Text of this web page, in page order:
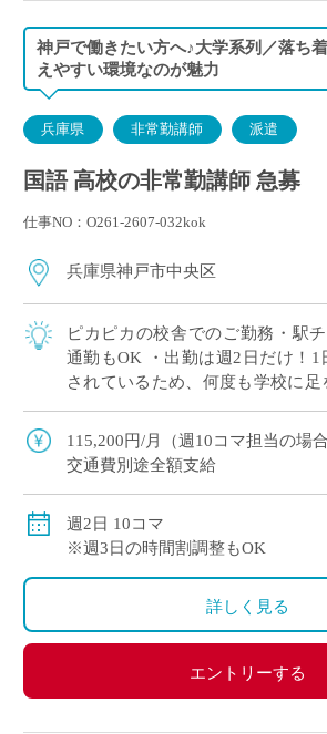
神戸で働きたい方へ♪大学系列／落ち
えやすい環境なのが魅力
兵庫県 非常勤講師 派遣
国語 高校の非常勤講師 急募
仕事NO：O261-2607-032kok
兵庫県神戸市中央区
ピカピカの校舎でのご勤務・駅
通勤もOK ・出勤は週2日だけ！1
されているため、何度も学校に足
タイルOK、ICTを活用した授業
115,200円/月（週10コマ担当の場
交通費別途全額支給
週2日 10コマ
※週3日の時間割調整もOK
詳しく見る
エントリーする